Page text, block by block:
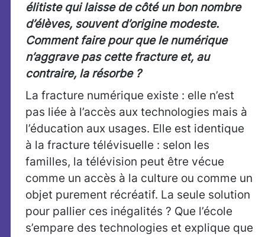
élitiste qui laisse de côté un bon nombre
d’élèves, souvent d’origine modeste.
Comment faire pour que le numérique
n’aggrave pas cette fracture et, au
contraire, la résorbe ?
La fracture numérique existe : elle n’est
pas liée à l’accès aux technologies mais à
l’éducation aux usages. Elle est identique
à la fracture télévisuelle : selon les
familles, la télévision peut être vécue
comme un accès à la culture ou comme un
objet purement récréatif. La seule solution
pour pallier ces inégalités ? Que l’école
s’empare des technologies et explique que